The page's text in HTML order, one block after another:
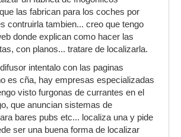
las fabrican para los coches por
contruirla tambien... creo que tengo
donde explican como hacer las
con planos... tratare de localizarla.
intentalo con las paginas
es cña, hay empresas especializadas
visto furgonas de currantes en el
que anuncian sistemas de
bares pubs etc... localiza una y pide
ser una buena forma de localizar